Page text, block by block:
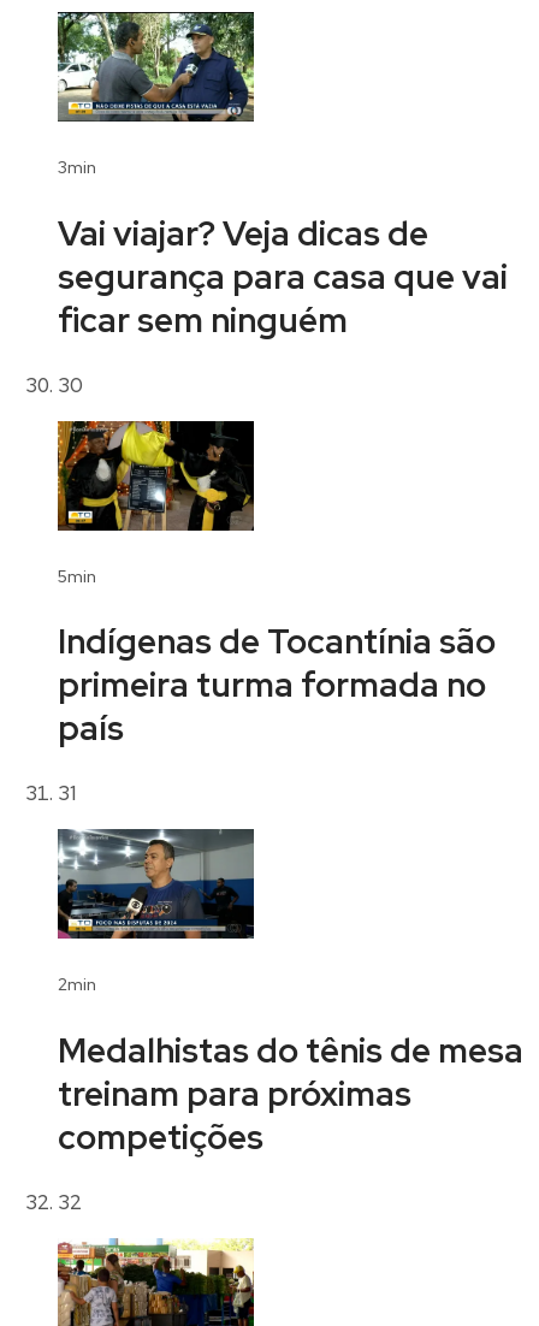
3min
Vai viajar? Veja dicas de
segurança para casa que vai
ficar sem ninguém
30
5min
Indígenas de Tocantínia são
primeira turma formada no
país
31
2min
Medalhistas do tênis de mesa
treinam para próximas
competições
32